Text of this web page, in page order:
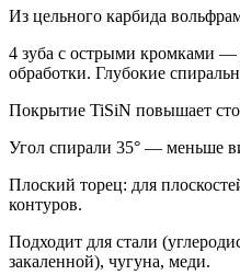
Из цельного карбида
4 зуба с острыми кромками —
обработки. Глубокие
Покрытие TiSiN повышает
Угол спирали 35° — меньше
Плоский торец: для
контуров.
Подходит для стали
закаленной), чугуна, меди.